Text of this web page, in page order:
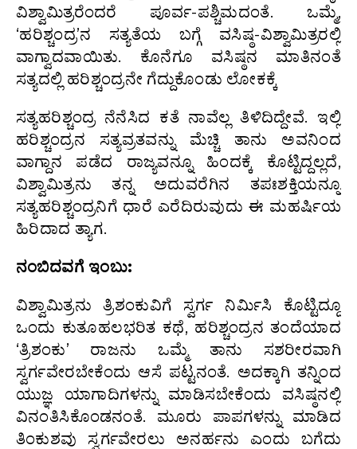
ವಿಶ್ವಾಮಿತ್ರರೆಂದರೆ ಪೂರ್ವ-ಪಶ್ಚಿಮದಂತೆ. ಒಮ್ಮೆ,
‘ಹರಿಶ್ಚಂದ್ರ’ನ ಸತ್ಯತೆಯ ಬಗ್ಗೆ ವಸಿಷ್ಠ-ವಿಶ್ವಾಮಿತ್ರರಲ್ಲಿ
ವಾಗ್ವಾದವಾಯಿತು. ಕೊನೆಗೂ ವಸಿಷ್ಠನ ಮಾತಿನಂತೆ
ಸತ್ಯದಲ್ಲಿ ಹರಿಶ್ಚಂದ್ರನೇ ಗೆದ್ದುಕೊಂಡು ಲೋಕಕ್ಕೆ
ಸತ್ಯಹರಿಶ್ಚಂದ್ರ ನೆನೆಸಿದ ಕತೆ ನಾವೆಲ್ಲ ತಿಳಿದಿದ್ದೇವೆ. ಇಲ್ಲಿ
ಹರಿಶ್ಚಂದ್ರನ ಸತ್ಯವ್ರತವನ್ನು ಮೆಚ್ಚಿ ತಾನು ಅವನಿಂದ
ವಾಗ್ದಾನ ಪಡೆದ ರಾಜ್ಯವನ್ನೂ ಹಿಂದಕ್ಕೆ ಕೊಟ್ಟಿದ್ದಲ್ಲದೆ,
ವಿಶ್ವಾಮಿತ್ರನು ತನ್ನ ಅದುವರೆಗಿನ ತಪಃಶಕ್ತಿಯನ್ನೂ
ಸತ್ಯಹರಿಶ್ಚಂದ್ರನಿಗೆ ಧಾರೆ ಎರೆದಿರುವುದು ಈ ಮಹರ್ಷಿಯ
ಹಿರಿದಾದ ತ್ಯಾಗ.
ನಂಬಿದವಗೆ ಇಂಬು:
ವಿಶ್ವಾಮಿತ್ರನು ತ್ರಿಶಂಕುವಿಗೆ ಸ್ವರ್ಗ ನಿರ್ಮಿಸಿ ಕೊಟ್ಟಿದ್ದೂ
ಒಂದು ಕುತೂಹಲಭರಿತ ಕಥೆ, ಹರಿಶ್ಚಂದ್ರನ ತಂದೆಯಾದ
‘ತ್ರಿಶಂಕು’ ರಾಜನು ಒಮ್ಮೆ ತಾನು ಸಶರೀರವಾಗಿ
ಸ್ವರ್ಗವೇರಬೇಕೆಂದು ಆಸೆ ಪಟ್ಟನಂತೆ. ಅದಕ್ಕಾಗಿ ತನ್ನಿಂದ
ಯುಜ್ಞ ಯಾಗಾದಿಗಳನ್ನು ಮಾಡಿಸಬೇಕೆಂದು ವಸಿಷ್ಠನಲ್ಲಿ
ವಿನಂತಿಸಿಕೊಂಡನಂತೆ. ಮೂರು ಪಾಪಗಳನ್ನು ಮಾಡಿದ
ತಿಂಕುಶವು ಸ್ವರ್ಗವೇರಲು ಅನರ್ಹನು ಎಂದು ಬಗೆದು